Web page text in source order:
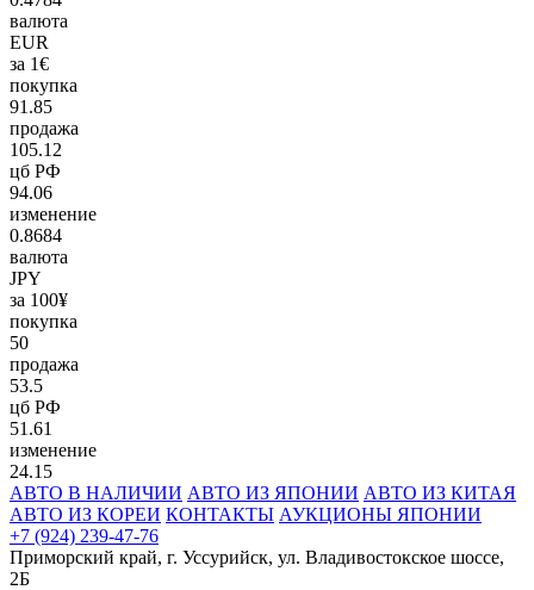
валюта
EUR
за 1€
покупка
91.85
продажа
105.12
цб РФ
94.06
изменение
0.8684
валюта
JPY
за 100¥
покупка
50
продажа
53.5
цб РФ
51.61
изменение
24.15
АВТО В НАЛИЧИИ АВТО ИЗ ЯПОНИИ АВТО ИЗ КИТАЯ
АВТО ИЗ КОРЕИ КОНТАКТЫ АУКЦИОНЫ ЯПОНИИ
+7 (924) 239-47-76
Приморский край, г. Уссурийск, ул. Владивостокское шоссе,
2Б